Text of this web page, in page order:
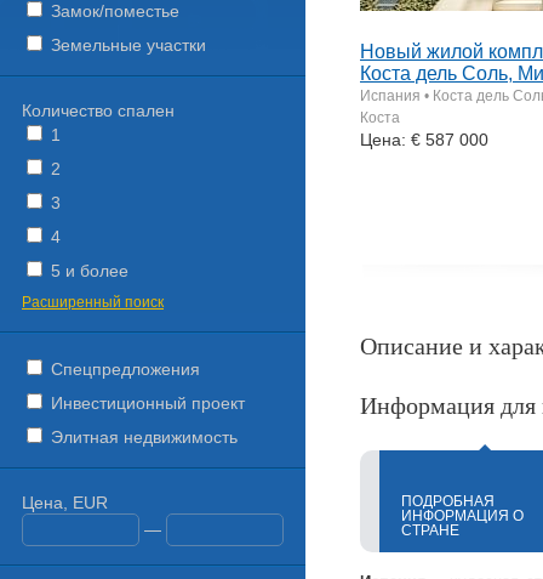
Новый жилой
Коста дель Соль,
Испания • Коста дель
Коста
Цена: € 587 000
Описание и
Информация для
ПОДРОБНАЯ
ИНФОРМАЦИЯ О
СТРАНЕ
Замок/поместье
Земельные участки
Количество спален
1
2
3
4
5 и более
Расширенный поиск
Спецпредложения
Инвестиционный проект
Элитная недвижимость
Цена, EUR
—